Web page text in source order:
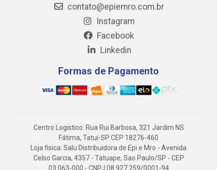
contato@epiemro.com.br
Instagram
Facebook
Linkedin
Formas de Pagamento
Centro Logistico: Rua Rui Barbosa, 321 Jardim NS
Fátima, Tatuí-SP CEP 18276-460
Loja fisica: Salu Distribuidora de Epi e Mro - Avenida
Celso Garcia, 4357 - Tatuape, Sao Paulo/SP - CEP
03.063-000 - CNPJ 08.927.259/0001-94